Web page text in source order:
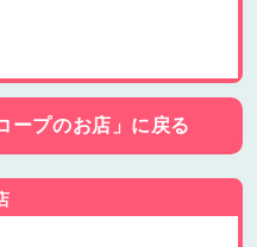
ープのお店」に戻る